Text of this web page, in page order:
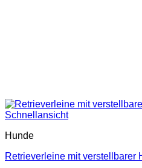
Schnellansicht
Hunde
Retrieverleine mit verstellbarer